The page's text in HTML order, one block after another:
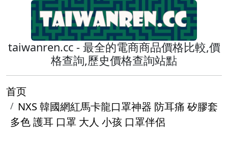
taiwanren.cc - 最全的電商商品價格比較,價
格查詢,歷史價格查詢站點
首页
NXS 韓國網紅馬卡龍口罩神器 防耳痛 矽膠套
多色 護耳 口罩 大人 小孩 口罩伴侶